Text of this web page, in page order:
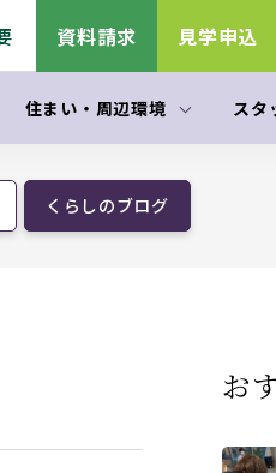
資料請求 見学申込
住まい ・ 周辺環境 スタ
くらしのブログ
お